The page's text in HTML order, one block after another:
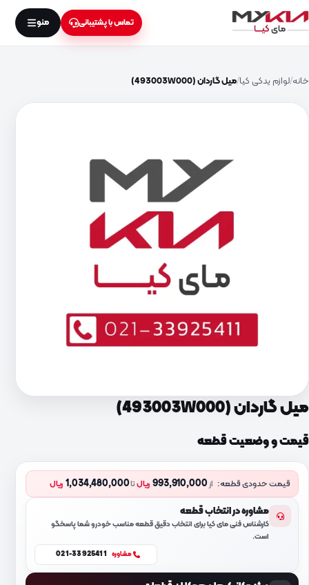
تماس با پشتیبانی منو
خانه لوازم یدکی کیا میل گاردان (493003W000)
میل گاردان (493003W000)
قیمت و وضعیت قطعه
قیمت حدودی قطعه: از993,910,000 ریالتا1,034,480,000 ریال
مشاوره در انتخاب قطعه
کارشناس فنی مای کیا برای انتخاب دقیق قطعه مناسب خودرو شما پاسخگو
است.
مشاوره 021-33925411